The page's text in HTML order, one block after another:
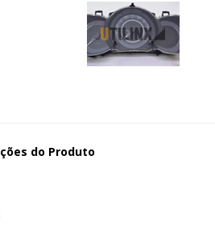
do Produto